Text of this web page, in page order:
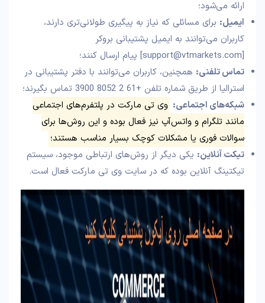
ارائه می‌شود؛
ایمیل: برای مسائلی که نیاز به پیگیری طولانی‌تری دارند،
کاربران می‌توانند به ایمیل پشتیبانی بروکر
[support@vtmarkets.com] پیام ارسال کنند؛
تماس تلفنی: همچنین، کاربران می‌توانند با دفتر پشتیبانی در
استرالیا از طریق شماره تلفن +61 2 8052 3900 تماس بگیرند؛
شبکه‌های اجتماعی: وی تی مارکت در پلتفرم‌های اجتماعی
مانند تلگرام و واتس‌آپ نیز فعال بوده و این روش‌ها برای
سوالات فوری یا مشکلات کوچک بسیار مناسب هستند؛
تیکت آنلاین: یکی دیگر از روش‌های ارتباطی موجود، سیستم
تیکتینگ آنلاین بوده که در سایت وی تی مارکت فعال است.